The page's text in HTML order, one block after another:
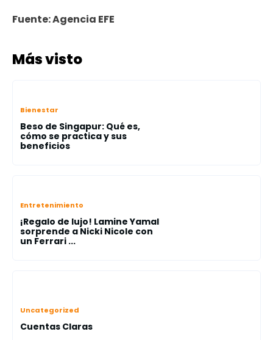
Fuente: Agencia EFE
Más visto
Bienestar
Beso de Singapur: Qué es,
cómo se practica y sus
beneficios
Entretenimiento
¡Regalo de lujo! Lamine Yamal
sorprende a Nicki Nicole con
un Ferrari ...
Uncategorized
Cuentas Claras